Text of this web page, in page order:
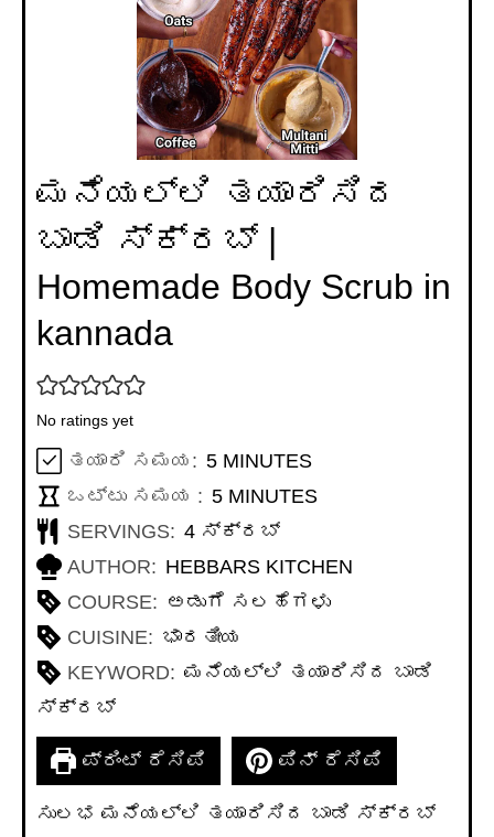
ಮನೆಯಲ್ಲಿ ತಯಾರಿಸಿದ
ಬಾಡಿ ಸ್ಕ್ರಬ್ |
Homemade Body Scrub in
kannada
No ratings yet
ತಯಾರಿ ಸಮಯ: 5MINUTES
MINUTES
ಒಟ್ಟು ಸಮಯ : 5MINUTES
MINUTES
SERVINGS: 4 ಸ್ಕ್ರಬ್
AUTHOR: HEBBARS KITCHEN
COURSE: ಅಡುಗೆ ಸಲಹೆಗಳು
CUISINE: ಭಾರತೀಯ
KEYWORD: ಮನೆಯಲ್ಲಿ ತಯಾರಿಸಿದ ಬಾಡಿ
ಸ್ಕ್ರಬ್
ಪ್ರಿಂಟ್ ರೆಸಿಪಿ ಪಿನ್ ರೆಸಿಪಿ
ಸುಲಭ ಮನೆಯಲ್ಲಿ ತಯಾರಿಸಿದ ಬಾಡಿ ಸ್ಕ್ರಬ್